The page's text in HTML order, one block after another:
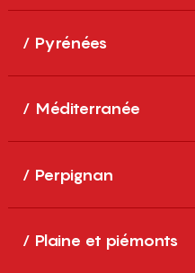
Pyrénées
Méditerranée
Perpignan
Plaine et piémonts
Canet-en-Roussillon